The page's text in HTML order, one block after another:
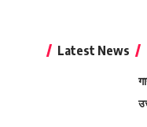
Latest News